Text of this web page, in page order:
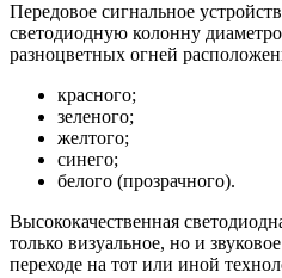
Передовое сигнальное
светодиодную колонну
разноцветных огней
красного;
зеленого;
желтого;
синего;
белого (прозрачного).
Высококачественная
только визуальное, но и
переходе на тот или иной